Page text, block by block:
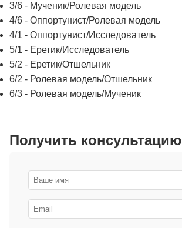
3/6 - Мученик/Ролевая модель
4/6 - Оппортунист/Ролевая модель
4/1 - Оппортунист/Исследователь
5/1 - Еретик/Исследователь
5/2 - Еретик/Отшельник
6/2 - Ролевая модель/Отшельник
6/3 - Ролевая модель/Мученик
Получить консультацию